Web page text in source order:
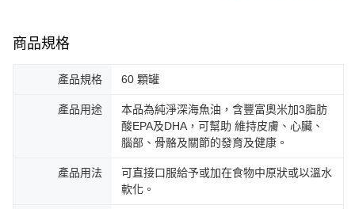
商品規格
產品規格 60 顆罐
產品用途
本品為純淨深海魚油，含豐富奧米加3脂肪
酸EPA及DHA，可幫助 維持皮膚、心臟、
腦部、骨骼及關節的發育及健康。
產品用法
可直接口服給予或加在食物中原狀或以溫水
軟化。